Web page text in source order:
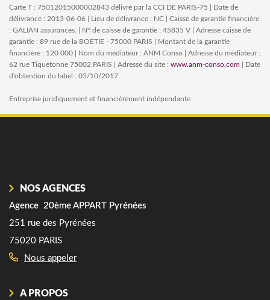
Carte T : 75012015000002843 délivré par la CCI DE PARIS-75 | Date de
délivrance : 2013-06-06 | Lieu de délivrance : NC | Caisse de garantie financière
: GALIAN assurances. | N° de caisse de garantie : 45835 V | Adresse caisse de
garantie : 89 rue de la BOETIE - 75000 PARIS | Montant de la garantie
financière : 120 000 | Nom du médiateur : ANM Conso | Adresse du médiateur :
62 rue Tiquetonne 75002 PARIS | Adresse du site : www.anm-conso.com | Date
d'obtention du label : 05/10/2017
Entreprise juridiquement et financièrement indépendante
NOS AGENCES
Agence 20ème APPART Pyrénées
251 rue des Pyrénées
75020 PARIS
Nous appeler
A PROPOS